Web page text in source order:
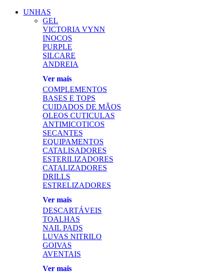
UNHAS
GEL
VICTORIA VYNN
INOCOS
PURPLE
SILCARE
ANDREIA
Ver mais
COMPLEMENTOS
BASES E TOPS
CUIDADOS DE MÃOS
OLEOS CUTICULAS
ANTIMICOTICOS
SECANTES
EQUIPAMENTOS
CATALISADORES
ESTERILIZADORES
CATALIZADORES
DRILLS
ESTRELIZADORES
Ver mais
DESCARTÁVEIS
TOALHAS
NAIL PADS
LUVAS NITRILO
GOIVAS
AVENTAIS
Ver mais